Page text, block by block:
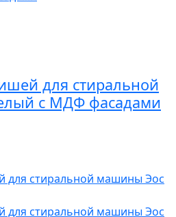
для стиральной
с МДФ фасадами